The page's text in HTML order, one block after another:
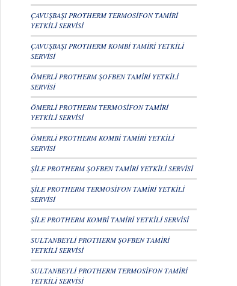
ÇAVUŞBAŞI PROTHERM TERMOSİFON TAMİRİ
YETKİLİ SERVİSİ
ÇAVUŞBAŞI PROTHERM KOMBİ TAMİRİ YETKİLİ
SERVİSİ
ÖMERLİ PROTHERM ŞOFBEN TAMİRİ YETKİLİ
SERVİSİ
ÖMERLİ PROTHERM TERMOSİFON TAMİRİ
YETKİLİ SERVİSİ
ÖMERLİ PROTHERM KOMBİ TAMİRİ YETKİLİ
SERVİSİ
ŞİLE PROTHERM ŞOFBEN TAMİRİ YETKİLİ SERVİSİ
ŞİLE PROTHERM TERMOSİFON TAMİRİ YETKİLİ
SERVİSİ
ŞİLE PROTHERM KOMBİ TAMİRİ YETKİLİ SERVİSİ
SULTANBEYLİ PROTHERM ŞOFBEN TAMİRİ
YETKİLİ SERVİSİ
SULTANBEYLİ PROTHERM TERMOSİFON TAMİRİ
YETKİLİ SERVİSİ